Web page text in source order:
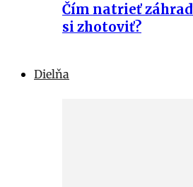
Čím natrieť
si zhotoviť?
Dielňa